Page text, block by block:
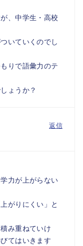
、中学生・高校
いていくのでし
りで語彙力のテ
ょうか？
返信
力が上がらない
がりにくい」と
み重ねていけ
てはいきます